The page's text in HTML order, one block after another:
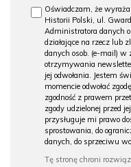
Oświadczam, że
Historii Polski, ul.
Administratora danych
działające na rzecz lub
danych osob. (e-mail) w
otrzymywania
jej odwołania. Jestem
momencie odwołać
zgodność z prawem
zgody udzielonej przed
przysługuje mi prawo
sprostowania, do
danych, do sprzeciwu